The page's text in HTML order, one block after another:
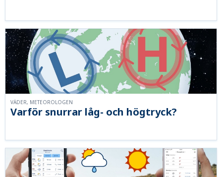
Varför snurrar låg- och högtryck?
VÄDER, METEOROLOGEN